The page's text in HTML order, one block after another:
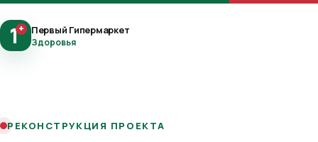
1+ Первый Гипермаркет
Здоровья
РЕКОНСТРУКЦИЯ ПРОЕКТА